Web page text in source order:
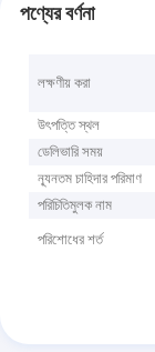
পণ্যের বর্ণনা
লক্ষণীয় করা
উৎপত্তি স্থল
ডেলিভারি সময়
ন্যূনতম চাহিদার পরিমাণ
পরিচিতিমুলক নাম
পরিশোধের শর্ত